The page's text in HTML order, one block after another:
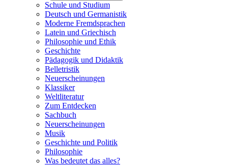
Schule und Studium
Deutsch und Germanistik
Moderne Fremdsprachen
Latein und Griechisch
Philosophie und Ethik
Geschichte
Pädagogik und Didaktik
Belletristik
Neuerscheinungen
Klassiker
Weltliteratur
Zum Entdecken
Sachbuch
Neuerscheinungen
Musik
Geschichte und Politik
Philosophie
Was bedeutet das alles?